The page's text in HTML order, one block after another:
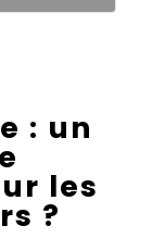
: un
les
?